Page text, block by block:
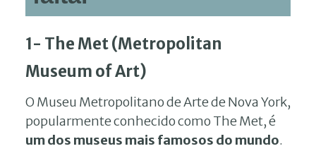
1- The Met (Metropolitan
Museum of Art)
O Museu Metropolitano de Arte de Nova York,
popularmente conhecido como The Met, é
um dos museus mais famosos do mundo.